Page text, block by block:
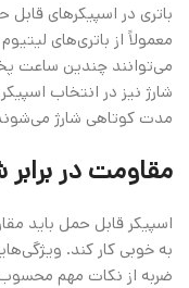
باتری در اسپیکرهای
معمولاً از باتری‌های
می‌توانند چندین ساعت
شارژ نیز در انتخاب
مدت کوتاهی شارژ
مقاومت در
اسپیکر قابل حمل باید
به خوبی کار کند.